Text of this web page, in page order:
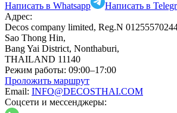
Написать в Whatsapp
Написать в
Адрес:
Decos company limited, Reg.N
Sao Thong Hin,
Bang Yai District, Nonthaburi,
THAILAND 11140
Режим работы: 09:00–17:00
Проложить маршрут
Email: INFO@DECOSTHAI.COM
Соцсети и мессенджеры: